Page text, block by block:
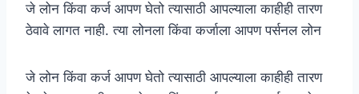
जे लोन किंवा कर्ज आपण घेतो त्यासाठी आपल्याला काहीही तारण
ठेवावे लागत नाही. त्या लोनला किंवा कर्जाला आपण पर्सनल लोन
जे लोन किंवा कर्ज आपण घेतो त्यासाठी आपल्याला काहीही तारण